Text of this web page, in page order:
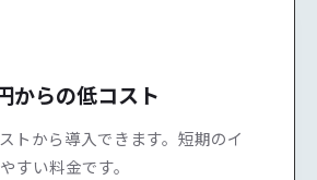
からの低コスト
トから導入できます。短期のイ
すい料金です。